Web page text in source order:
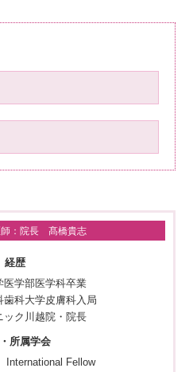
：院長 髙橋貴志
経歴
学部医学科卒業
科大学皮膚科入局
ク川越院・院長
所属学会
International Fellow